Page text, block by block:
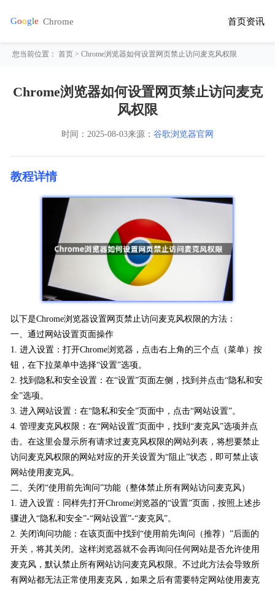
首页资讯
您当前位置：首页 > Chrome浏览器如何设置网页禁止访问麦克风权限
Chrome浏览器如何设置网页禁止访问麦克
风权限
时间： 2025-08-03来源： 谷歌浏览器官网
教程详情
以下是Chrome浏览器设置网页禁止访问麦克风权限的方法：
一、通过网站设置页面操作
1. 进入设置：打开Chrome浏览器，点击右上角的三个点（菜单）按
钮，在下拉菜单中选择“设置”选项。
2. 找到隐私和安全设置：在“设置”页面左侧，找到并点击“隐私和安
全”选项。
3. 进入网站设置：在“隐私和安全”页面中，点击“网站设置”。
4. 管理麦克风权限：在“网站设置”页面中，找到“麦克风”选项并点
击。在这里会显示所有请求过麦克风权限的网站列表，将想要禁止
访问麦克风权限的网站对应的开关设置为“阻止”状态，即可禁止该
网站使用麦克风。
二、关闭“使用前先询问”功能（整体禁止所有网站访问麦克风）
1. 进入设置：同样先打开Chrome浏览器的“设置”页面，按照上述步
骤进入“隐私和安全”-“网站设置”-“麦克风”。
2. 关闭询问功能：在该页面中找到“使用前先询问（推荐）”后面的
开关，将其关闭。这样浏览器就不会再询问任何网站是否允许使用
麦克风，默认禁止所有网站访问麦克风权限。不过此方法会导致所
有网站都无法正常使用麦克风，如果之后有需要特定网站使用麦克